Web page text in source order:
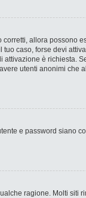
allora
caso, forse devi
è
utenti anonimi
e password siano
ragione. Molti